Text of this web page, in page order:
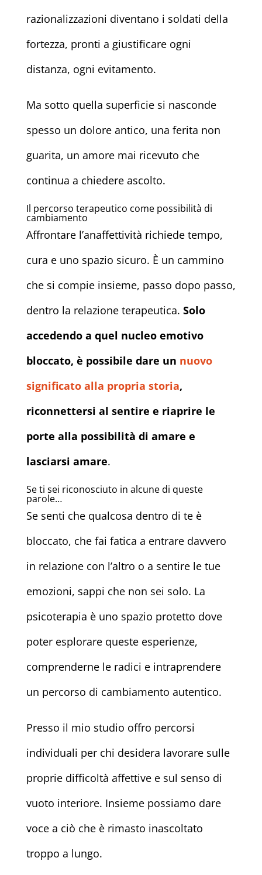
razionalizzazioni diventano i soldati della
fortezza, pronti a giustificare ogni
distanza, ogni evitamento.
Ma sotto quella superficie si nasconde
spesso un dolore antico, una ferita non
guarita, un amore mai ricevuto che
continua a chiedere ascolto.
Il percorso terapeutico come possibilità di
cambiamento
Affrontare l’anaffettività richiede tempo,
cura e uno spazio sicuro. È un cammino
che si compie insieme, passo dopo passo,
dentro la relazione terapeutica. Solo
accedendo a quel nucleo emotivo
bloccato, è possibile dare un nuovo
significato alla propria storia,
riconnettersi al sentire e riaprire le
porte alla possibilità di amare e
lasciarsi amare.
Se ti sei riconosciuto in alcune di queste
parole…
Se senti che qualcosa dentro di te è
bloccato, che fai fatica a entrare davvero
in relazione con l’altro o a sentire le tue
emozioni, sappi che non sei solo. La
psicoterapia è uno spazio protetto dove
poter esplorare queste esperienze,
comprenderne le radici e intraprendere
un percorso di cambiamento autentico.
Presso il mio studio offro percorsi
individuali per chi desidera lavorare sulle
proprie difficoltà affettive e sul senso di
vuoto interiore. Insieme possiamo dare
voce a ciò che è rimasto inascoltato
troppo a lungo.